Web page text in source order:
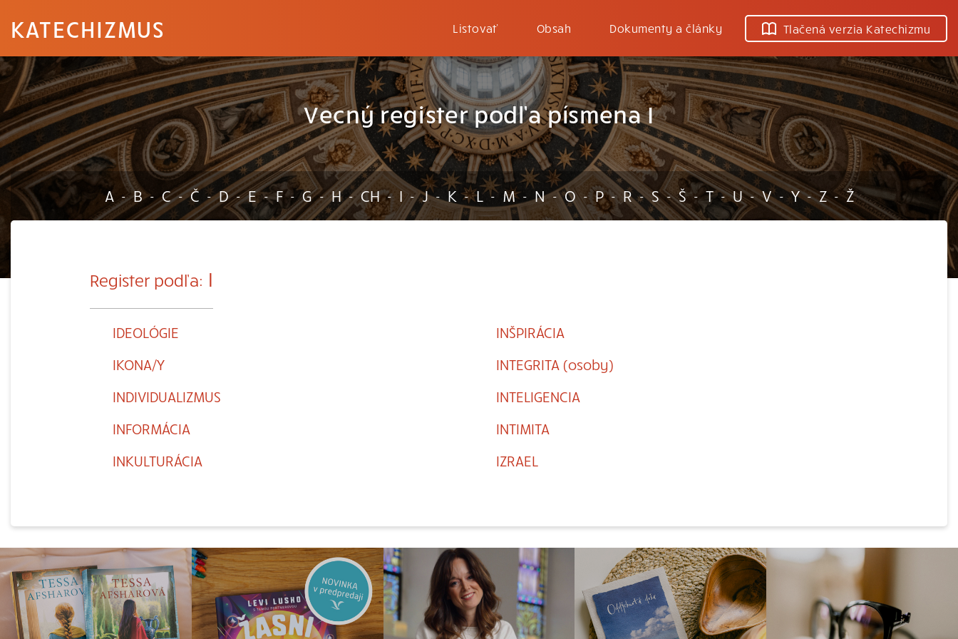
KATECHIZMUS Listovať Obsah Dokumenty a články Tlačená verzia Katechizmu
Vecný register podľa písmena I
A - B - C - Č - D - E - F - G - H - CH - I - J - K - L - M - N - O - P - R - S - Š - T - U - V - Y - Z - Ž
Register podľa: I
IDEOLÓGIE
IKONA/Y
INDIVIDUALIZMUS
INFORMÁCIA
INKULTURÁCIA
INŠPIRÁCIA
INTEGRITA (osoby)
INTELIGENCIA
INTIMITA
IZRAEL